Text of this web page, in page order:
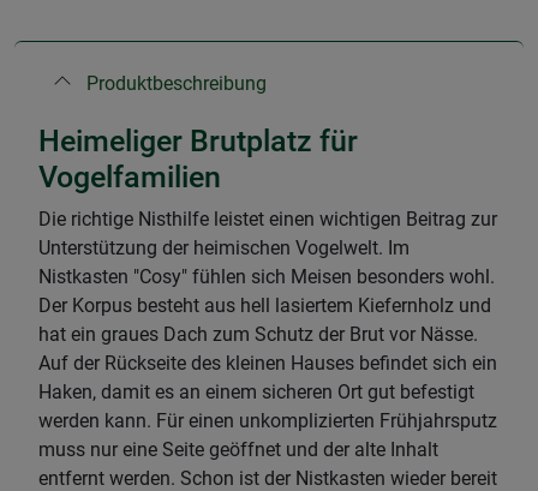
Produktbeschreibung
Heimeliger Brutplatz für
Vogelfamilien
Die richtige Nisthilfe leistet einen wichtigen Beitrag zur
Unterstützung der heimischen Vogelwelt. Im
Nistkasten "Cosy" fühlen sich Meisen besonders wohl.
Der Korpus besteht aus hell lasiertem Kiefernholz und
hat ein graues Dach zum Schutz der Brut vor Nässe.
Auf der Rückseite des kleinen Hauses befindet sich ein
Haken, damit es an einem sicheren Ort gut befestigt
werden kann. Für einen unkomplizierten Frühjahrsputz
muss nur eine Seite geöffnet und der alte Inhalt
entfernt werden. Schon ist der Nistkasten wieder bereit